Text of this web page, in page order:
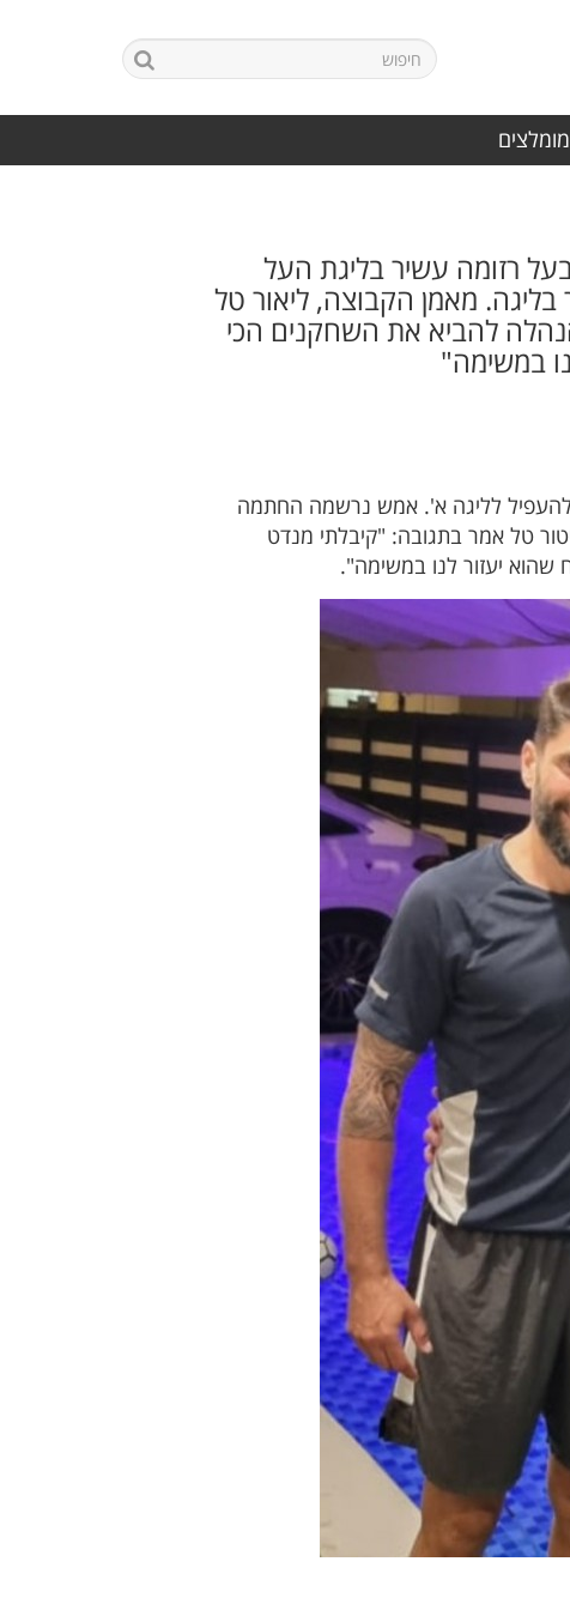
רזומה עשיר בליגת העל
מאמן הקבוצה, ליאור טל
להביא את השחקנים הכי
במשימה"
לליגה א'. אמש נרשמה החתמה
טל אמר בתגובה: "קיבלתי מנדט
יעזור לנו במשימה".